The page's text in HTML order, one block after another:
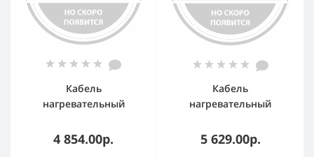
Кабель
нагревательный
обогрева
трубопроводов
4 854.00р.
Кабель
нагревательный
1200-86,0
5 629.00р.